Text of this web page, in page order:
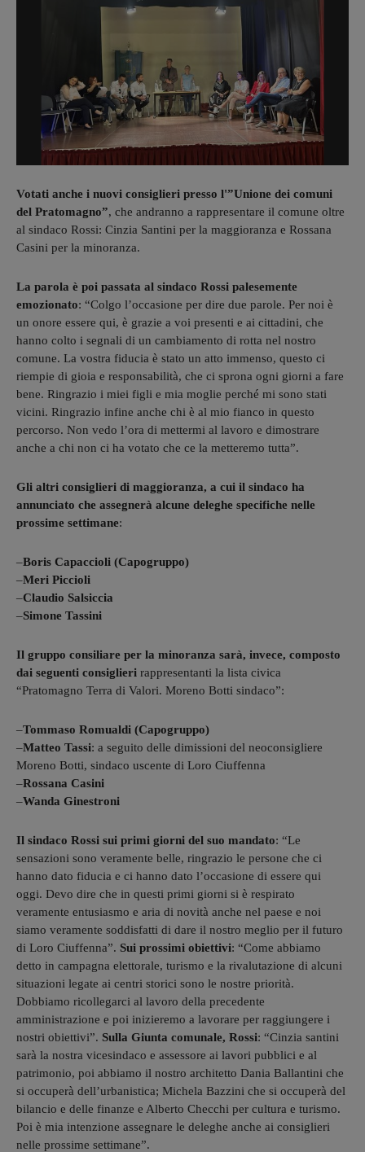
Votati anche i nuovi consiglieri presso l'”Unione dei comuni
del Pratomagno”, che andranno a rappresentare il comune oltre
al sindaco Rossi: Cinzia Santini per la maggioranza e Rossana
Casini per la minoranza.
La parola è poi passata al sindaco Rossi palesemente
emozionato: “Colgo l’occasione per dire due parole. Per noi è
un onore essere qui, è grazie a voi presenti e ai cittadini, che
hanno colto i segnali di un cambiamento di rotta nel nostro
comune. La vostra fiducia è stato un atto immenso, questo ci
riempie di gioia e responsabilità, che ci sprona ogni giorni a fare
bene. Ringrazio i miei figli e mia moglie perché mi sono stati
vicini. Ringrazio infine anche chi è al mio fianco in questo
percorso. Non vedo l’ora di mettermi al lavoro e dimostrare
anche a chi non ci ha votato che ce la metteremo tutta”.
Gli altri consiglieri di maggioranza, a cui il sindaco ha
annunciato che assegnerà alcune deleghe specifiche nelle
prossime settimane:
–Boris Capaccioli (Capogruppo)
–Meri Piccioli
–Claudio Salsiccia
–Simone Tassini
Il gruppo consiliare per la minoranza sarà, invece, composto
dai seguenti consiglieri rappresentanti la lista civica
“Pratomagno Terra di Valori. Moreno Botti sindaco”:
–Tommaso Romualdi (Capogruppo)
–Matteo Tassi: a seguito delle dimissioni del neoconsigliere
Moreno Botti, sindaco uscente di Loro Ciuffenna
–Rossana Casini
–Wanda Ginestroni
Il sindaco Rossi sui primi giorni del suo mandato: “Le
sensazioni sono veramente belle, ringrazio le persone che ci
hanno dato fiducia e ci hanno dato l’occasione di essere qui
oggi. Devo dire che in questi primi giorni si è respirato
veramente entusiasmo e aria di novità anche nel paese e noi
siamo veramente soddisfatti di dare il nostro meglio per il futuro
di Loro Ciuffenna”. Sui prossimi obiettivi: “Come abbiamo
detto in campagna elettorale, turismo e la rivalutazione di alcuni
situazioni legate ai centri storici sono le nostre priorità.
Dobbiamo ricollegarci al lavoro della precedente
amministrazione e poi inizieremo a lavorare per raggiungere i
nostri obiettivi”. Sulla Giunta comunale, Rossi: “Cinzia santini
sarà la nostra vicesindaco e assessore ai lavori pubblici e al
patrimonio, poi abbiamo il nostro architetto Dania Ballantini che
si occuperà dell’urbanistica; Michela Bazzini che si occuperà del
bilancio e delle finanze e Alberto Checchi per cultura e turismo.
Poi è mia intenzione assegnare le deleghe anche ai consiglieri
nelle prossime settimane”.